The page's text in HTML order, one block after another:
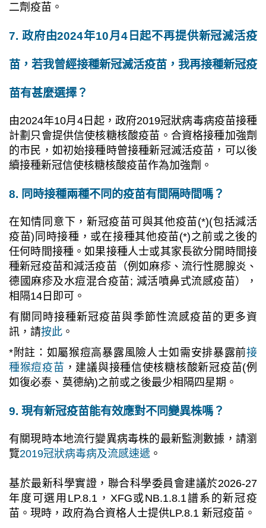
二劑疫苗。
7. 政府由2024年10月4日起不再提供新冠滅活疫
苗，若我曾經接種新冠滅活疫苗，我再接種新冠疫
苗有甚麼選擇？
由2024年10月 4日起，政府2019冠狀病毒病疫苗接種
計劃只會提供信使核糖核酸疫苗。合資格接種加強劑
的市民，如初始接種時曾接種新冠滅活疫苗，可以後
續接種新冠信使核糖核酸疫苗作為加強劑。
8. 同時接種兩種不同的疫苗有間隔時間嗎？
在知情同意下，新冠疫苗可與其他疫苗(*)(包括減活
疫苗)同時接種，或在接種其他疫苗(*)之前或之後的
任何時間接種。如果接種人士或其家長欲分開時間接
種新冠疫苗和減活疫苗（例如麻疹、流行性腮腺炎、
德國麻疹及水痘混合疫苗; 減活噴鼻式流感疫苗），
相隔14日即可。
有關同時接種新冠疫苗與季節性流感疫苗的更多資
訊，請按此 。
*附註：如屬猴痘高暴露風險人士如需安排暴露前接
種猴痘疫苗 ，建議與接種信使核糖核酸新冠疫苗(例
如復必泰、莫德納)之前或之後最少相隔四星期。
9. 現有新冠疫苗能有效應對不同變異株嗎？
有關現時本地流行變異病毒株的最新監測數據，請瀏
覽2019冠狀病毒病及流感速遞 。
基於最新科學實證，聯合科學委員會建議於2026-27
年度可選用LP.8.1，XFG或NB.1.8.1譜系的新冠疫
苗。現時，政府為合資格人士提供LP.8.1 新冠疫苗。